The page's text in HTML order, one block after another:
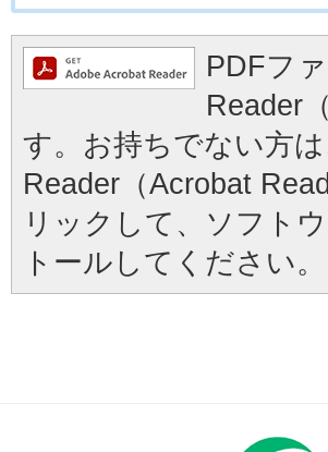
PDFフ
Reader
す。お持ちでない方
Reader（Acrobat
リックして、ソフト
トールしてください。